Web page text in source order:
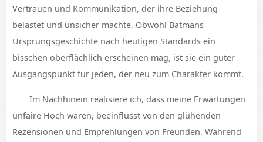
Vertrauen und Kommunikation, der ihre Beziehung
belastet und unsicher machte. Obwohl Batmans
Ursprungsgeschichte nach heutigen Standards ein
bisschen oberflächlich erscheinen mag, ist sie ein guter
Ausgangspunkt für jeden, der neu zum Charakter kommt.
Im Nachhinein realisiere ich, dass meine Erwartungen
unfaire Hoch waren, beeinflusst von den glühenden
Rezensionen und Empfehlungen von Freunden. Während